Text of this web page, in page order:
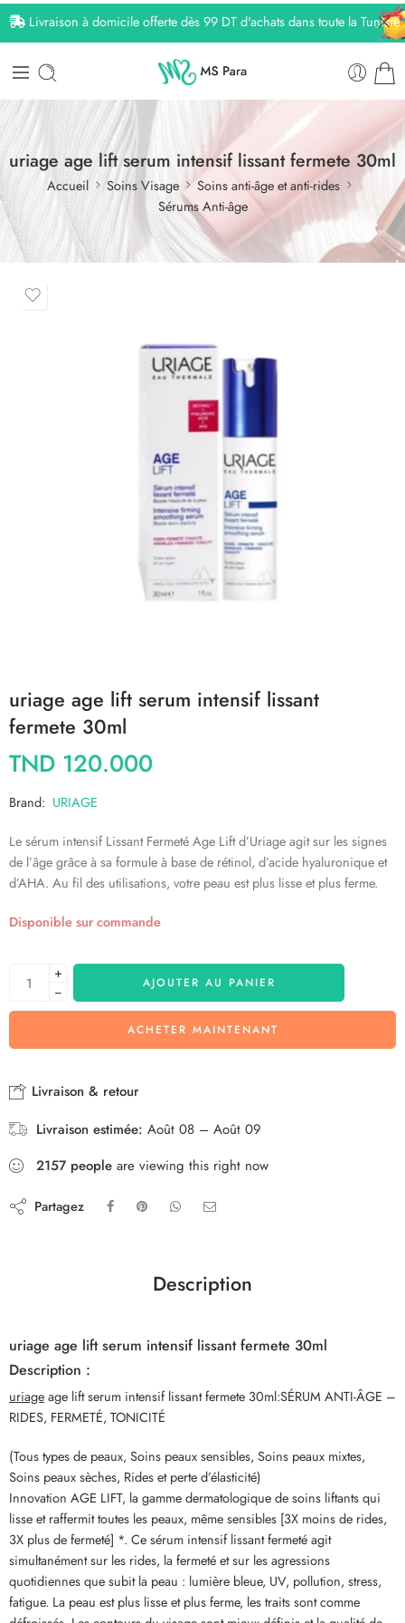
Livraison à domicile offerte dès 99 DT d'achats dans toute la Tunisie
uriage age lift serum intensif lissant fermete 30ml
Accueil Soins Visage
Soins anti-âge et anti-rides
Sérums Anti-âge
uriage age lift serum intensif lissant
fermete 30ml
TND 120.000
Brand: URIAGE
Le sérum intensif Lissant Fermeté Age Lift d’Uriage agit sur les signes
de l’âge grâce à sa formule à base de rétinol, d’acide hyaluronique et
d’AHA. Au fil des utilisations, votre peau est plus lisse et plus ferme.
Disponible sur commande
+
−
AJOUTER AU PANIER
ACHETER MAINTENANT
Livraison & retour
Livraison estimée: Août 08 – Août 09
2157 people are viewing this right now
Partagez
Description
uriage age lift serum intensif lissant fermete 30ml
Description :
uriageage lift serum intensif lissant fermete 30ml:SÉRUM ANTI-ÂGE –
RIDES, FERMETÉ, TONICITÉ
(Tous types de peaux, Soins peaux sensibles, Soins peaux mixtes,
Soins peaux sèches, Rides et perte d’élasticité)
Innovation AGE LIFT, la gamme dermatologique de soins liftants qui
lisse et raffermit toutes les peaux, même sensibles [3X moins de rides,
3X plus de fermeté] *. Ce sérum intensif lissant fermeté agit
simultanément sur les rides, la fermeté et sur les agressions
quotidiennes que subit la peau : lumière bleue, UV, pollution, stress,
fatigue. La peau est plus lisse et plus ferme, les traits sont comme